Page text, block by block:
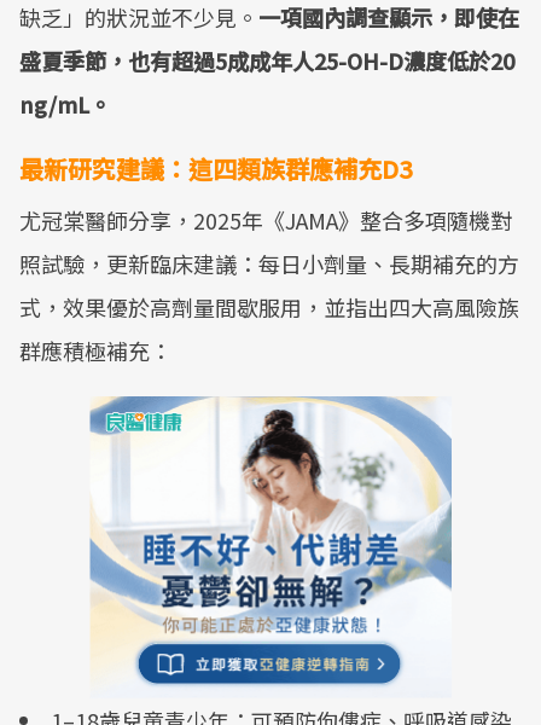
缺乏」的狀況並不少見。 一項國內調查顯示，即使在
盛夏季節，也有超過5成成年人25-OH-D濃度低於20
ng/mL。
最新研究建議：這四類族群應補充D3
尤冠棠醫師分享，2025年《JAMA》整合多項隨機對
照試驗，更新臨床建議：每日小劑量、長期補充的方
式，效果優於高劑量間歇服用，並指出四大高風險族
群應積極補充：